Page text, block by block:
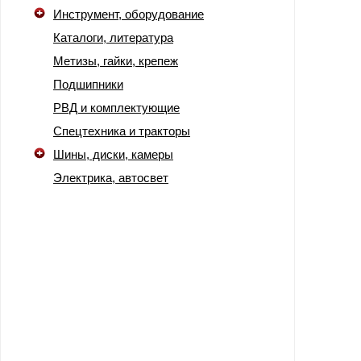
Инструмент, оборудование
Каталоги, литература
Метизы, гайки, крепеж
Подшипники
РВД и комплектующие
Спецтехника и тракторы
Шины, диски, камеры
Электрика, автосвет